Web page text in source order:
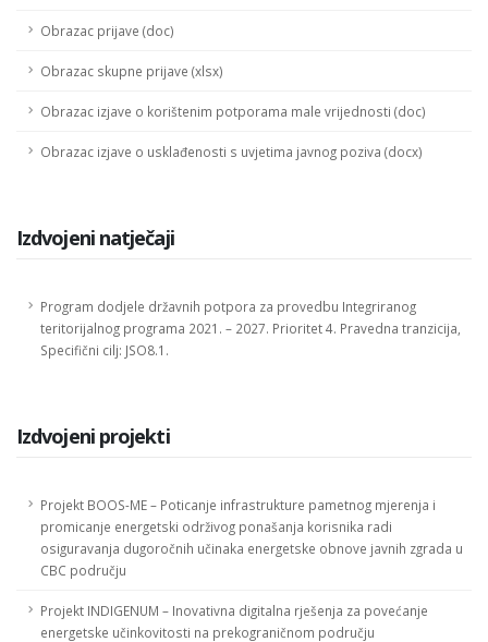
Obrazac prijave (doc)
Obrazac skupne prijave (xlsx)
Obrazac izjave o korištenim potporama male vrijednosti (doc)
Obrazac izjave o usklađenosti s uvjetima javnog poziva (docx)
Izdvojeni natječaji
Program dodjele državnih potpora za provedbu Integriranog
teritorijalnog programa 2021. – 2027. Prioritet 4. Pravedna tranzicija,
Specifični cilj: JSO8.1.
Izdvojeni projekti
Projekt BOOS-ME – Poticanje infrastrukture pametnog mjerenja i
promicanje energetski održivog ponašanja korisnika radi
osiguravanja dugoročnih učinaka energetske obnove javnih zgrada u
CBC području
Projekt INDIGENUM – Inovativna digitalna rješenja za povećanje
energetske učinkovitosti na prekograničnom području